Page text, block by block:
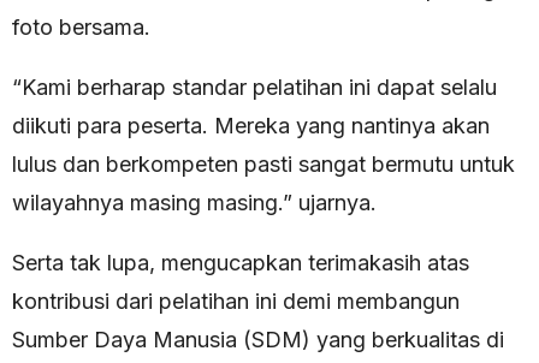
foto bersama.
“Kami berharap standar pelatihan ini dapat selalu
diikuti para peserta. Mereka yang nantinya akan
lulus dan berkompeten pasti sangat bermutu untuk
wilayahnya masing masing.” ujarnya.
Serta tak lupa, mengucapkan terimakasih atas
kontribusi dari pelatihan ini demi membangun
Sumber Daya Manusia (SDM) yang berkualitas di